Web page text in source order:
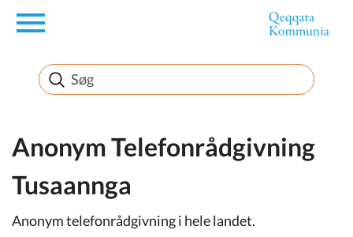
en
Borger
Erhverv
Politik
Anonym Telefonrådgivning
Tusaannga
Anonym telefonrådgivning i hele landet.